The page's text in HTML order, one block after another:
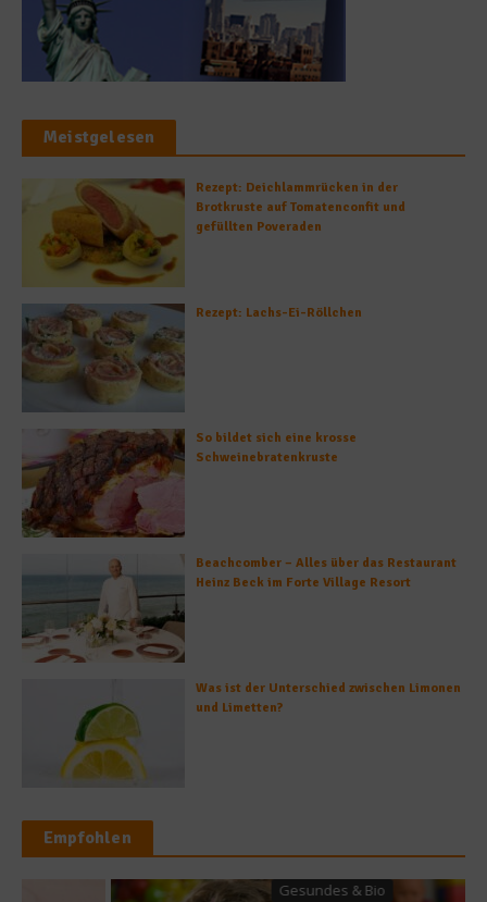
Meistgelesen
Rezept: Deichlammrücken in der
Brotkruste auf Tomatenconfit und
gefüllten Poveraden
Rezept: Lachs-Ei-Röllchen
So bildet sich eine krosse
Schweinebratenkruste
Beachcomber – Alles über das Restaurant
Heinz Beck im Forte Village Resort
Was ist der Unterschied zwischen Limonen
und Limetten?
Empfohlen
Gesundes & Bio